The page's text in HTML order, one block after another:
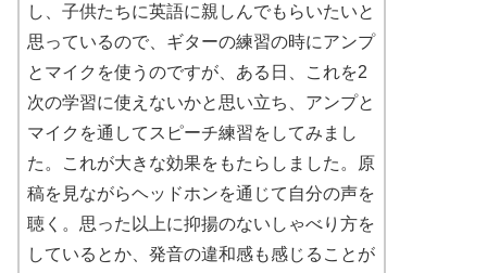
し、子供たちに英語に親しんでもらいたいと
思っているので、ギターの練習の時にアンプ
とマイクを使うのですが、ある日、これを2
次の学習に使えないかと思い立ち、アンプと
マイクを通してスピーチ練習をしてみまし
た。これが大きな効果をもたらしました。原
稿を見ながらヘッドホンを通じて自分の声を
聴く。思った以上に抑揚のないしゃべり方を
しているとか、発音の違和感も感じることが